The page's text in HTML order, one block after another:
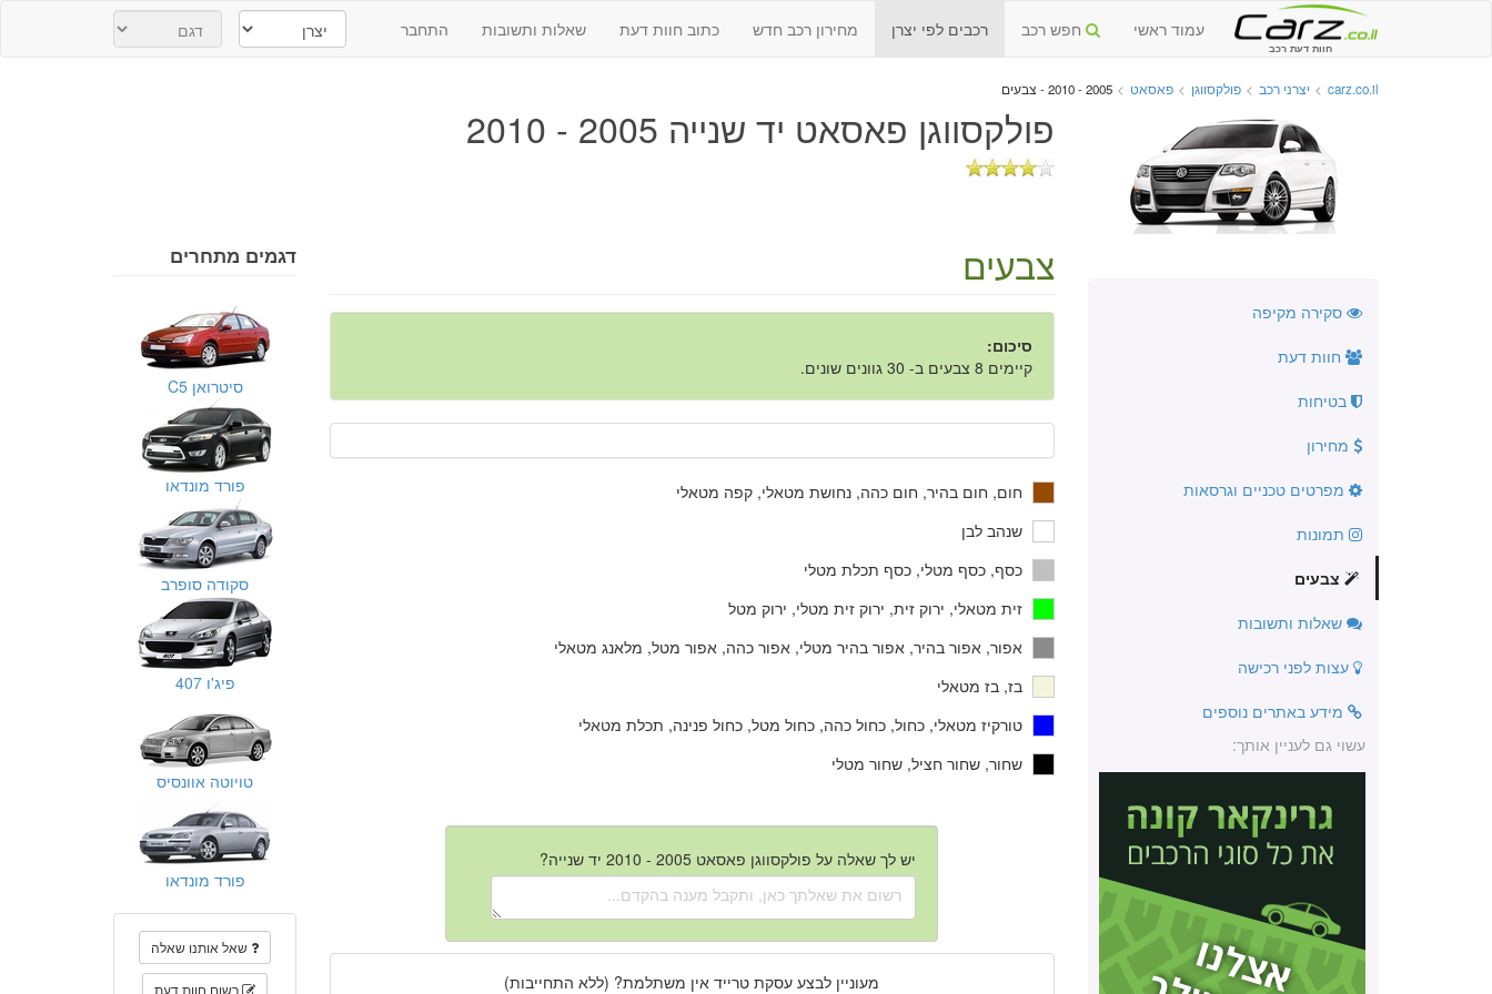
חוות דעת רכב
עמוד ראשי חפש רכב רכבים לפי יצרן מחירון רכב חדש כתוב חוות דעת שאלות ותשובות התחבר
carz.co.il
> יצרני רכב > פולקסווגן > פאסאט > 2005 - 2010 - צבעים
פולקסווגן פאסאט יד שנייה 2005 - 2010
סקירה מקיפה
חוות דעת
בטיחות
מחירון
מפרטים טכניים וגרסאות
תמונות
צבעים
שאלות ותשובות
עצות לפני רכישה
מידע באתרים נוספים
עשוי גם לעניין אותך:
צבעים
סיכום:
קיימים 8 צבעים ב- 30 גוונים שונים.
חום, חום בהיר, חום כהה, נחושת מטאלי, קפה מטאלי
שנהב לבן
כסף, כסף מטלי, כסף תכלת מטלי
זית מטאלי, ירוק זית, ירוק זית מטלי, ירוק מטל
אפור, אפור בהיר, אפור בהיר מטלי, אפור כהה, אפור מטל, מלאנג מטאלי
בז, בז מטאלי
טורקיז מטאלי, כחול, כחול כהה, כחול מטל, כחול פנינה, תכלת מטאלי
שחור, שחור חציל, שחור מטלי
יש לך שאלה על פולקסווגן פאסאט 2005 - 2010 יד שנייה?
מעוניין לבצע עסקת טרייד אין משתלמת? (ללא התחייבות)
דגמים מתחרים
סיטרואן C5
פורד מונדאו
סקודה סופרב
פיג'ו 407
טויוטה אוונסיס
פורד מונדאו
שאל אותנו שאלה
רשום חוות דעת